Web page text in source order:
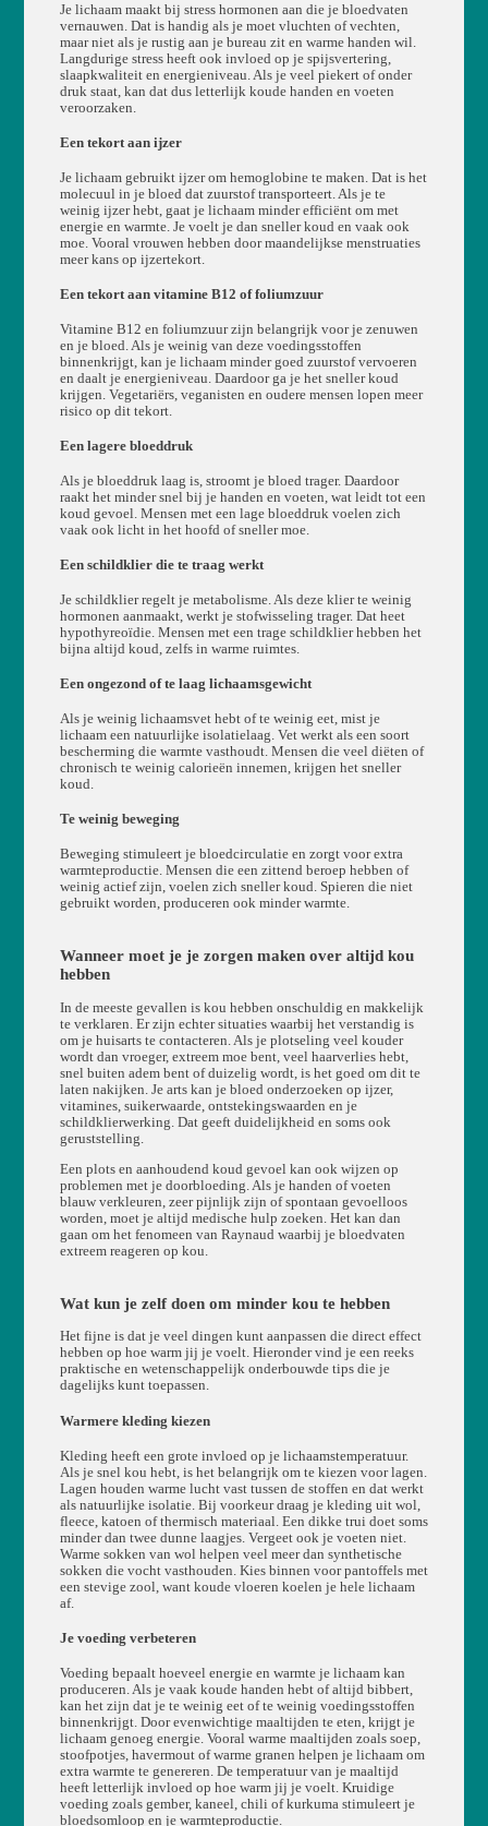
Je lichaam maakt bij stress hormonen aan die je bloedvaten
vernauwen. Dat is handig als je moet vluchten of vechten,
maar niet als je rustig aan je bureau zit en warme handen wil.
Langdurige stress heeft ook invloed op je spijsvertering,
slaapkwaliteit en energieniveau. Als je veel piekert of onder
druk staat, kan dat dus letterlijk koude handen en voeten
veroorzaken.
Een tekort aan ijzer
Je lichaam gebruikt ijzer om hemoglobine te maken. Dat is het
molecuul in je bloed dat zuurstof transporteert. Als je te
weinig ijzer hebt, gaat je lichaam minder efficiënt om met
energie en warmte. Je voelt je dan sneller koud en vaak ook
moe. Vooral vrouwen hebben door maandelijkse menstruaties
meer kans op ijzertekort.
Een tekort aan vitamine B12 of foliumzuur
Vitamine B12 en foliumzuur zijn belangrijk voor je zenuwen
en je bloed. Als je weinig van deze voedingsstoffen
binnenkrijgt, kan je lichaam minder goed zuurstof vervoeren
en daalt je energieniveau. Daardoor ga je het sneller koud
krijgen. Vegetariërs, veganisten en oudere mensen lopen meer
risico op dit tekort.
Een lagere bloeddruk
Als je bloeddruk laag is, stroomt je bloed trager. Daardoor
raakt het minder snel bij je handen en voeten, wat leidt tot een
koud gevoel. Mensen met een lage bloeddruk voelen zich
vaak ook licht in het hoofd of sneller moe.
Een schildklier die te traag werkt
Je schildklier regelt je metabolisme. Als deze klier te weinig
hormonen aanmaakt, werkt je stofwisseling trager. Dat heet
hypothyreoïdie. Mensen met een trage schildklier hebben het
bijna altijd koud, zelfs in warme ruimtes.
Een ongezond of te laag lichaamsgewicht
Als je weinig lichaamsvet hebt of te weinig eet, mist je
lichaam een natuurlijke isolatielaag. Vet werkt als een soort
bescherming die warmte vasthoudt. Mensen die veel diëten of
chronisch te weinig calorieën innemen, krijgen het sneller
koud.
Te weinig beweging
Beweging stimuleert je bloedcirculatie en zorgt voor extra
warmteproductie. Mensen die een zittend beroep hebben of
weinig actief zijn, voelen zich sneller koud. Spieren die niet
gebruikt worden, produceren ook minder warmte.
Wanneer moet je je zorgen maken over altijd kou
hebben
In de meeste gevallen is kou hebben onschuldig en makkelijk
te verklaren. Er zijn echter situaties waarbij het verstandig is
om je huisarts te contacteren. Als je plotseling veel kouder
wordt dan vroeger, extreem moe bent, veel haarverlies hebt,
snel buiten adem bent of duizelig wordt, is het goed om dit te
laten nakijken. Je arts kan je bloed onderzoeken op ijzer,
vitamines, suikerwaarde, ontstekingswaarden en je
schildklierwerking. Dat geeft duidelijkheid en soms ook
geruststelling.
Een plots en aanhoudend koud gevoel kan ook wijzen op
problemen met je doorbloeding. Als je handen of voeten
blauw verkleuren, zeer pijnlijk zijn of spontaan gevoelloos
worden, moet je altijd medische hulp zoeken. Het kan dan
gaan om het fenomeen van Raynaud waarbij je bloedvaten
extreem reageren op kou.
Wat kun je zelf doen om minder kou te hebben
Het fijne is dat je veel dingen kunt aanpassen die direct effect
hebben op hoe warm jij je voelt. Hieronder vind je een reeks
praktische en wetenschappelijk onderbouwde tips die je
dagelijks kunt toepassen.
Warmere kleding kiezen
Kleding heeft een grote invloed op je lichaamstemperatuur.
Als je snel kou hebt, is het belangrijk om te kiezen voor lagen.
Lagen houden warme lucht vast tussen de stoffen en dat werkt
als natuurlijke isolatie. Bij voorkeur draag je kleding uit wol,
fleece, katoen of thermisch materiaal. Een dikke trui doet soms
minder dan twee dunne laagjes. Vergeet ook je voeten niet.
Warme sokken van wol helpen veel meer dan synthetische
sokken die vocht vasthouden. Kies binnen voor pantoffels met
een stevige zool, want koude vloeren koelen je hele lichaam
af.
Je voeding verbeteren
Voeding bepaalt hoeveel energie en warmte je lichaam kan
produceren. Als je vaak koude handen hebt of altijd bibbert,
kan het zijn dat je te weinig eet of te weinig voedingsstoffen
binnenkrijgt. Door evenwichtige maaltijden te eten, krijgt je
lichaam genoeg energie. Vooral warme maaltijden zoals soep,
stoofpotjes, havermout of warme granen helpen je lichaam om
extra warmte te genereren. De temperatuur van je maaltijd
heeft letterlijk invloed op hoe warm jij je voelt. Kruidige
voeding zoals gember, kaneel, chili of kurkuma stimuleert je
bloedsomloop en je warmteproductie.